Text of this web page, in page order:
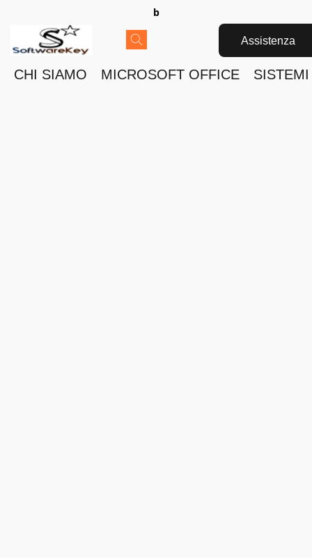
b
Assistenza
CHI SIAMO MICROSOFT OFFICE